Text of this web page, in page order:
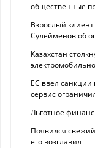
общественные
Взрослый
Сулейменов об
Казахстан
ЕС ввел санкции
сервис
Льготное
Появился
его возглавил